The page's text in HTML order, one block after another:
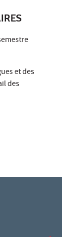
et des
des